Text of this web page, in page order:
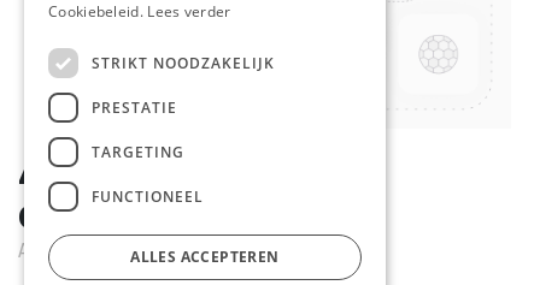
465356 Menage Luxe
Olie/Azijn/Peper/Zout
Actief
Cookiebeleid. Lees verder
STRIKT NOODZAKELIJK
PRESTATIE
TARGETING
FUNCTIONEEL
ALLES ACCEPTEREN